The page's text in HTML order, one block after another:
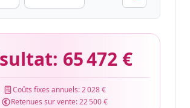
65 472 €
Coûts fixes annuels:2 028 €
Retenues sur vente:22 500 €